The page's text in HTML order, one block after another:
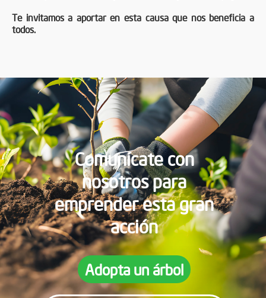
Te invitamos a aportar en esta causa que nos beneficia a
todos.
Comunícate con
nosotros para
emprender esta gran
acción
Adopta un árbol